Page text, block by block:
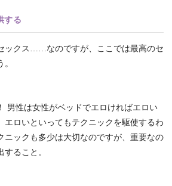
する
ックス……なのですが、ここでは最高のセ
男性は女性がベッドでエロければエロい
エロいといってもテクニックを駆使するわ
ニックも多少は大切なのですが、重要なの
ること。